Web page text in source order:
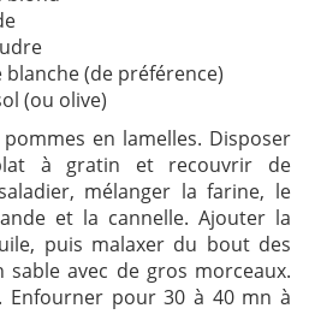
blanche (de préférence)
(ou olive)
en lamelles. Disposer
à gratin et recouvrir de
mélanger la farine, le
et la cannelle. Ajouter la
puis malaxer du bout des
avec de gros morceaux.
Enfourner pour 30 à 40 mn à